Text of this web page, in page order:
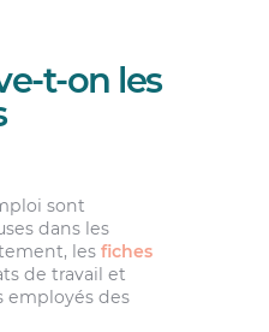
t-on les
sont
dans les
les fiches
de travail et
employés des